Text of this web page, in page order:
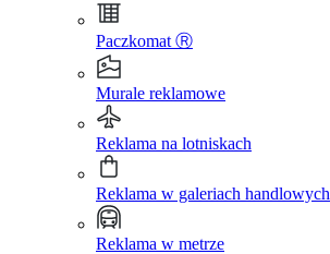
Paczkomat Ⓡ
Murale reklamowe
Reklama na lotniskach
Reklama w galeriach handlowych
Reklama w metrze